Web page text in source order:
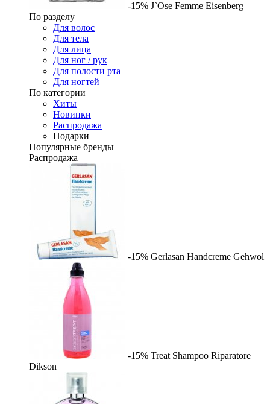
-15% J`Ose Femme Eisenberg
По разделу
Для волос
Для тела
Для лица
Для ног / рук
Для полости рта
Для ногтей
По категории
Хиты
Новинки
Распродажа
Подарки
Популярные бренды
Распродажа
-15% Gerlasan Handcreme Gehwol
-15% Treat Shampoo Riparatore
Dikson